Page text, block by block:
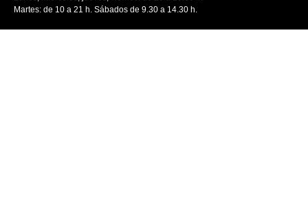
Martes: de 10 a 21 h. Sábados de 9.30 a 14.30 h.